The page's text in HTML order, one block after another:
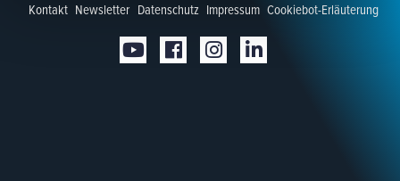
Kontakt Newsletter Datenschutz Impressum Cookiebot-Erläuterung